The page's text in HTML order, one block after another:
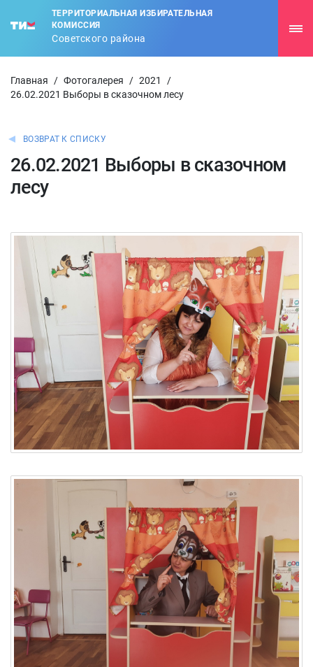
ТЕРРИТОРИАЛЬНАЯ ИЗБИРАТЕЛЬНАЯ
КОМИССИЯ
Советского района
Главная / Фотогалерея / 2021
/
26.02.2021 Выборы в сказочном лесу
ВОЗВРАТ К СПИСКУ
26.02.2021 Выборы в сказочном
лесу